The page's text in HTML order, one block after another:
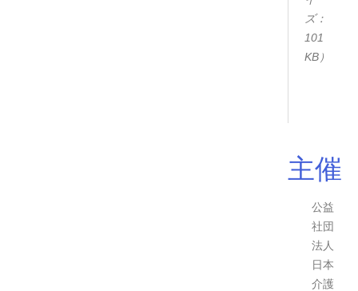
ズ：
101
KB）
主催
公益
社団
法人
日本
介護